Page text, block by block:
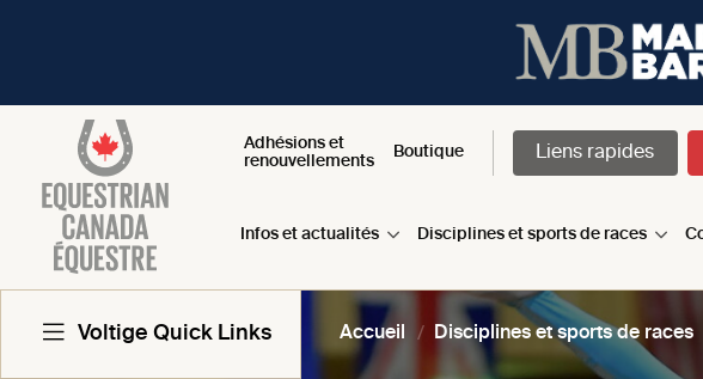
Adhésions et
renouvellements
Boutique Liens rapides
Infos et actualités Disciplines et sports de races
Voltige Quick Links Accueil Disciplines et sports de races